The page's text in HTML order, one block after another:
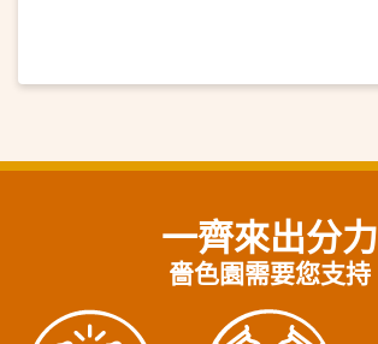
一齊來出分力
嗇色園需要您支持